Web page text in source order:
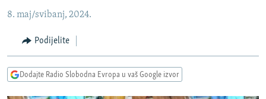
glavnu
navigaciju
Pređite
na
pretragu
CRNA GORA
VIZUELNO
RAT U UKRAJINI
8. maj/svibanj, 2024.
Podijelite
Dodajte Radio Slobodna Evropa u vaš Google izvor